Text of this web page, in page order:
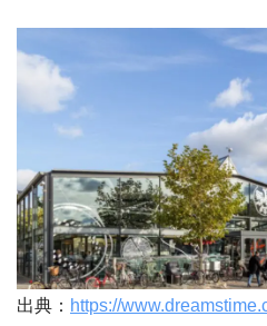
出典： https://